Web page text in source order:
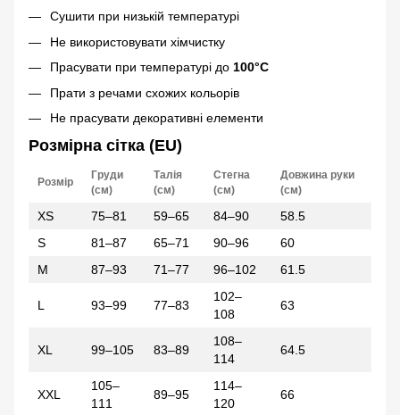
Сушити при низькій температурі
Не використовувати хімчистку
Прасувати при температурі до 100°C
Прати з речами схожих кольорів
Не прасувати декоративні елементи
Розмірна сітка (EU)
Розмір
Груди
(см)
Талія
(см)
Стегна
(см)
Довжина руки
(см)
XS 75–81 59–65 84–90
58.5
S
81–87 65–71 90–96
60
M
87–93 71–77 96–102 61.5
L 93–99 77–83
102–
108
63
XL 99–105 83–89
108–
114
64.5
XXL
105–
111
89–95
114–
120
66